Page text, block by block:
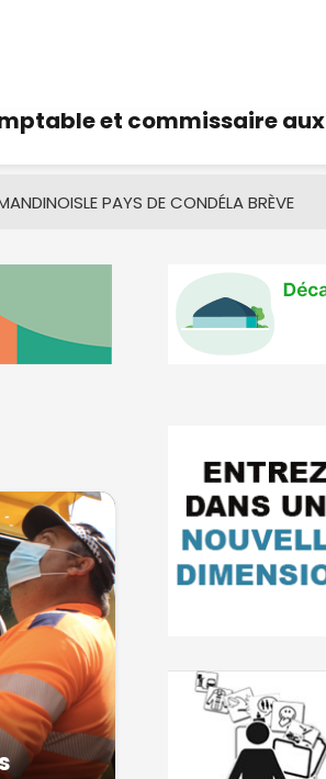
et commissaire aux
LE PAYS DE CONDÉLA BRÈVE